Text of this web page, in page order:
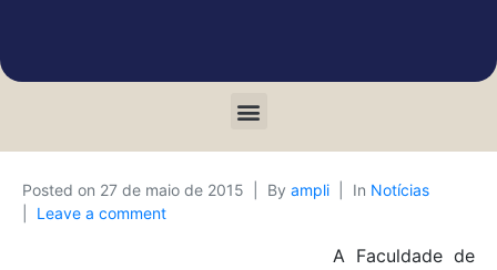
Posted on 27 de maio de 2015 By ampli In Notícias
Leave a comment
A Faculdade de